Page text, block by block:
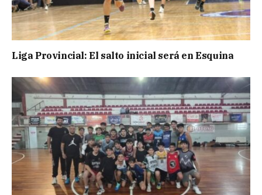
Liga Provincial: El salto inicial será en Esquina